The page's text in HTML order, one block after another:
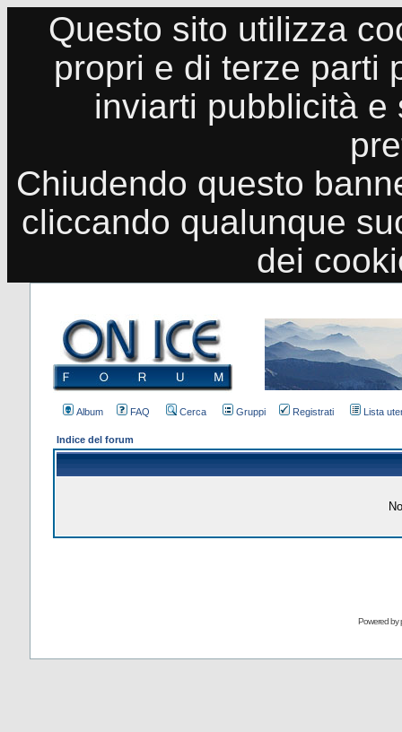
Questo sito utilizza
propri e di terze parti
inviarti pubblicità
Chiudendo questo
cliccando qualunque
dei
Album FAQ Cerca Gruppi Registrati Lista
Indice del forum
Powered by